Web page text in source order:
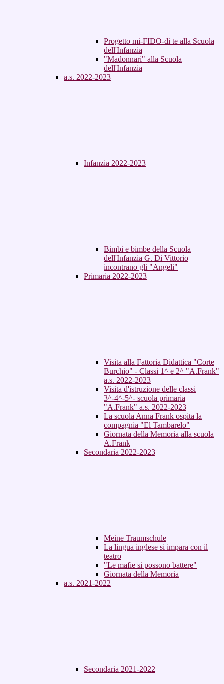
Progetto mi-FIDO-di te alla Scuola
dell'Infanzia
"Madonnari" alla Scuola
dell'Infanzia
a.s. 2022-2023
Infanzia 2022-2023
Bimbi e bimbe della Scuola
dell'Infanzia G. Di Vittorio
incontrano gli "Angeli"
Primaria 2022-2023
Visita alla Fattoria Didattica "Corte
Burchio" - Classi 1^ e 2^ "A.Frank"
a.s. 2022-2023
Visita d'istruzione delle classi
3^-4^-5^- scuola primaria
"A.Frank" a.s. 2022-2023
La scuola Anna Frank ospita la
compagnia "El Tambarelo"
Giornata della Memoria alla scuola
A.Frank
Secondaria 2022-2023
Meine Traumschule
La lingua inglese si impara con il
teatro
"Le mafie si possono battere"
Giornata della Memoria
a.s. 2021-2022
Secondaria 2021-2022